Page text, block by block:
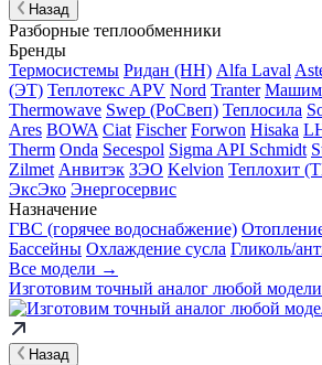
Назад
Разборные теплообменники
Бренды
Термосистемы Ридан (НН) Alfa Laval
(ЭТ) Теплотекс APV Nord Tranter
Thermowave Swep (РоСвеп) Теплосила
Ares BOWA Ciat Fischer Forwon Hisaka
Therm Onda Secespol Sigma API Schmidt
Zilmet Анвитэк ЗЭО Kelvion Теплохит
ЭксЭко Энергосервис
Назначение
ГВС (горячее водоснабжение)
Бассейны Охлаждение сусла Гликоль/
Все модели →
Изготовим точный аналог любой
Назад